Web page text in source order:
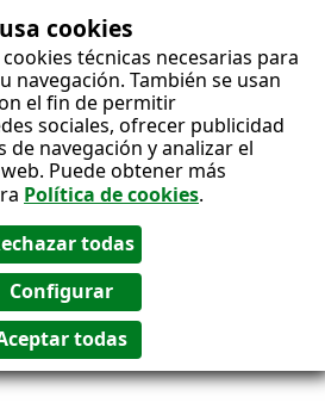
cookies
técnicas necesarias para
navegación. También se usan
el fin de permitir
sociales, ofrecer publicidad
de navegación y analizar el
Puede obtener más
Política de cookies.